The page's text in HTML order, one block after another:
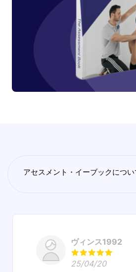
アセスメント・イーブックにつ
ヴィンス1992
25/04/20